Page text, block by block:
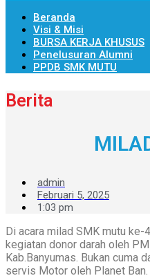
Beranda
Visi & Misi
BURSA KERJA KHUSUS
Penelusuran Alumni
PPDB SMK MUTU
Berita
admin
Februari 5, 2025
1:03 pm
Di acara milad SMK mutu ke-
kegiatan donor darah oleh
Kab.Banyumas. Bukan cuma
servis Motor oleh Planet Ban.